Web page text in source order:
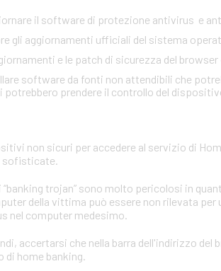
il software di protezione antivirus e
gli aggiornamenti ufficiali del sistema
e le patch di sicurezza del
software da fonti non attendibili che
potrebbero prendere il controllo del
non sicuri per accedere al servizio di
sofisticate.
trojan” sono molto pericolosi in
della vittima può essere non rilevata
nel computer medesimo.
accertarsi che nella barra dell'indirizzo
home banking.